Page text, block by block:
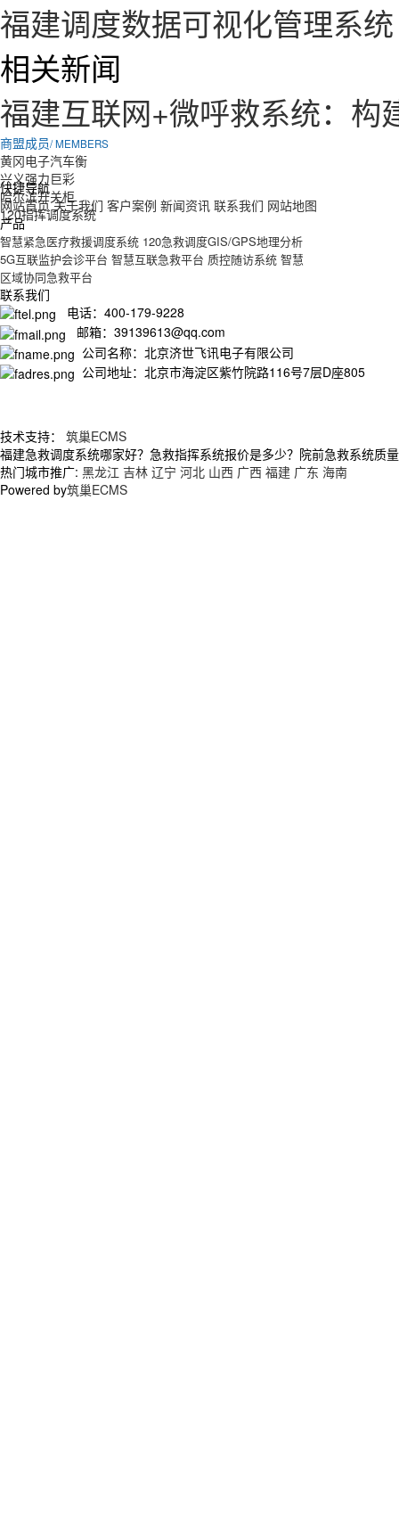
福建调度数据可视化管理系统
相关新闻
福建互联网+微呼救系统：构
商盟成员/ MEMBERS
黄冈电子汽车衡
兴义强力巨彩
哈尔滨开关柜
120指挥调度系统
快捷导航
网站首页 关于我们 客户案例 新闻资讯 联系我们 网站地图
产品
智慧紧急医疗救援调度系统 120急救调度GIS/GPS地理分析
5G互联监护会诊平台 智慧互联急救平台 质控随访系统 智慧
区域协同急救平台
联系我们
电话：400-179-9228
邮箱：39139613@qq.com
公司名称：北京济世飞讯电子有限公司
公司地址：北京市海淀区紫竹院路116号7层D座805
技术支持： 筑巢ECMS
福建急救调度系统哪家好？急救指挥系统报价是多少？院前急救系统
热门城市推广: 黑龙江 吉林 辽宁 河北 山西 广西 福建 广东 海南
Powered by筑巢ECMS